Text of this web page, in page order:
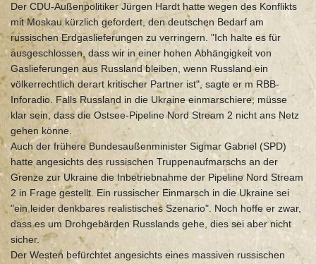
Der CDU-Außenpolitiker Jürgen Hardt hatte wegen des Konflikts
mit Moskau kürzlich gefordert, den deutschen Bedarf am
russischen Erdgaslieferungen zu verringern. "Ich halte es für
ausgeschlossen, dass wir in einer hohen Abhängigkeit von
Gaslieferungen aus Russland bleiben, wenn Russland ein
völkerrechtlich derart kritischer Partner ist", sagte er m RBB-
Inforadio. Falls Russland in die Ukraine einmarschiere, müsse
klar sein, dass die Ostsee-Pipeline Nord Stream 2 nicht ans Netz
gehen könne.
Auch der frühere Bundesaußenminister Sigmar Gabriel (SPD)
hatte angesichts des russischen Truppenaufmarschs an der
Grenze zur Ukraine die Inbetriebnahme der Pipeline Nord Stream
2 in Frage gestellt. Ein russischer Einmarsch in die Ukraine sei
"ein leider denkbares realistisches Szenario". Noch hoffe er zwar,
dass es um Drohgebärden Russlands gehe, dies sei aber nicht
sicher.
Der Westen befürchtet angesichts eines massiven russischen